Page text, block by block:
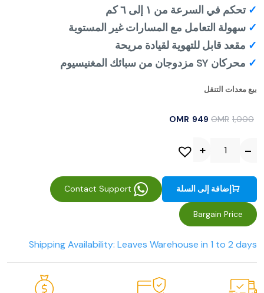
OMR 1,000
OMR 949
✓ تحكم في السرعة من ١ إلى ٦ كم
✓ سهولة التعامل مع المسارات غير المستوية
✓ مقعد قابل للتهوية لقيادة مريحة
✓ محركان SY مزدوجان من سبائك المغنيسيوم
بيع معدات التنقل
إضافة إلى السلة
Bargain Price
Shipping Availability: Leaves Warehouse in 1 to 2 days